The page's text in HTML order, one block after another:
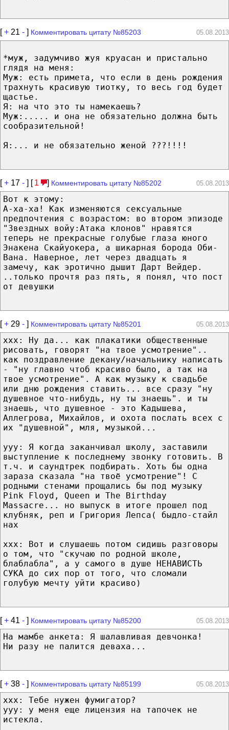
[+ 21 - ] Комментировать цитату №85203 05.08.2013
*муж, задумчиво жуя круасан и пристально
глядя на меня:
Муж: есть примета, что если в день рождения
трахнуть красивую тиотку, то весь год будет
щастье.
Я: на что это ты намекаешь?
Муж:..... и она не обязательно должна быть
сообразительной!
Я:... и не обязательно женой ???!!!!
[+ 17 - ] [ 1 ] Комментировать цитату №85202 05.08.2013
Вот к этому:
А-ха-ха! Как изменяются сексуальные
предпочтения с возрастом: во втором эпизоде
"Звездных войy:Атака клонов" нравятся
теперь не прекрасные голубые глаза юного
Энакена Скайуокера, а шикарная борода Оби-
Вана. Наверное, лет через двадцать я
замечу, как эротично дышит Дарт Вейдер.
..только прочтя раз пять, я понял, что пост
от девушки
[+ 29 - ] Комментировать цитату №85201 05.08.2013
ххх: Ну да... как плакатики общественные
рисовать, говорят "на твое усмотрение"..
как поздравление декану/начальнику написать
- "ну главно чтоб красиво было, а так на
твое усмотрение". А как музыку к свадьбе
или дню рождения ставить... все сразу "ну
душевное что-нибудь, ну ты знаешь". и ты
знаешь, что душевное - это Кадышева,
Аллегрова, Михайлов, и охота послать всех с
их "душевной", мля, музыкой...
ууу: Я когда заканчивал школу, заставили
выступление к последнему звонку готовить. В
т.ч. и саундтрек подбирать. Хоть бы одна
зараза сказала "на твоё усмотрение"! С
родными стенами прощались бы под музыку
Pink Floyd, Queen и The Birthday
Massacre... но выпуск в итоге прошел под
клубняк, реп и Григория Лепса( быдло-стайл
нах
ххх: Вот и слушаешь потом сидишь разговоры
о том, что "скучаю по родной школе,
блаблабла", а у самого в душе НЕНАВИСТЬ
СУКА до сих пор от того, что сломали
голубую мечту уйти красиво)
[+ 41 - ] Комментировать цитату №85200 05.08.2013
На мамбе анкета: Я шалавливая девчонка!
Ни разу не палится деваха...
[+ 38 - ] Комментировать цитату №85199 05.08.2013
xxx: Тебе нужен фумигатор?
yyy: у меня еще лицензия на тапочек не
истекла.